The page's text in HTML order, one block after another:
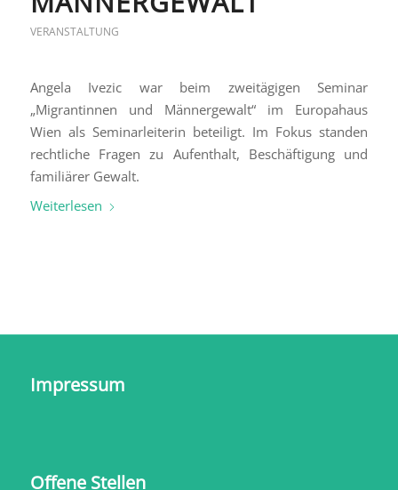
VERANSTALTUNG
Angela Ivezic war beim zweitägigen Seminar
„Migrantinnen und Männergewalt“ im Europahaus
Wien als Seminarleiterin beteiligt. Im Fokus standen
rechtliche Fragen zu Aufenthalt, Beschäftigung und
familiärer Gewalt.
Weiterlesen
Impressum
Offene Stellen